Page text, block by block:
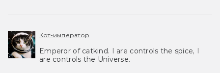
Кот-император
Emperor of catkind. I are controls the spice, I
are controls the Universe.